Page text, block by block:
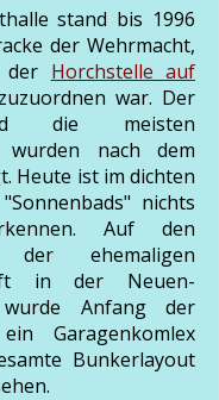
stand bis 1996
der Wehrmacht,
Horchstelle auf
zuzuordnen war. Der
die meisten
wurden nach dem
Heute ist im dichten
nichts
Auf den
der ehemaligen
in der Neuen-
wurde Anfang der
Garagenkomlex
Bunkerlayout